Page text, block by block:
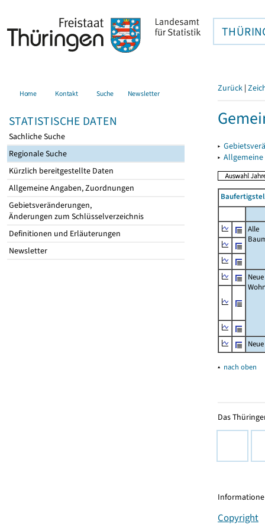
Home Kontakt Suche Newsletter
STATISTISCHE DATEN
Sachliche Suche
Regionale Suche
Kürzlich bereitgestellte Daten
Allgemeine Angaben, Zuordnungen
Gebietsveränderungen,
Änderungen zum Schlüsselverzeichnis
Definitionen und Erläuterungen
Newsletter
Zurück |
▸
▸
Alle
Neue
▴ nach oben
Das
Copyright